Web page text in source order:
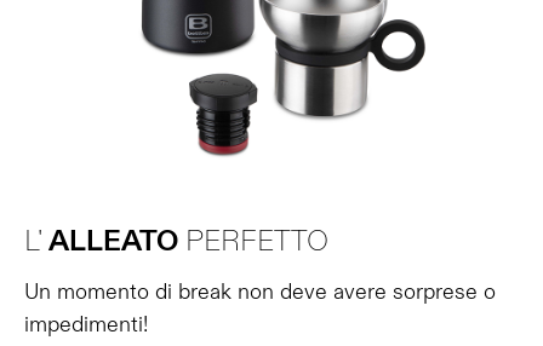
L' ALLEATO PERFETTO
Un momento di break non deve avere sorprese o
impedimenti!